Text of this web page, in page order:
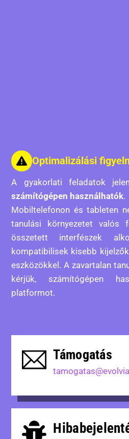
Optimalizálási
A gyakorlati feladatok
számítógépen használhatók.
Mobiltelefonon és tableten
tanulási környezetet valós
összetett interfészek
kompatibilisek kisebb
eszközökkel. A zavartalan
kérjük, számítógépen
platformot.
Támogatás